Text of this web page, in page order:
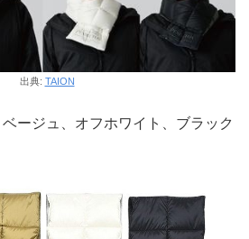
出典: TAION
ージュ、オフホワイト、ブラック